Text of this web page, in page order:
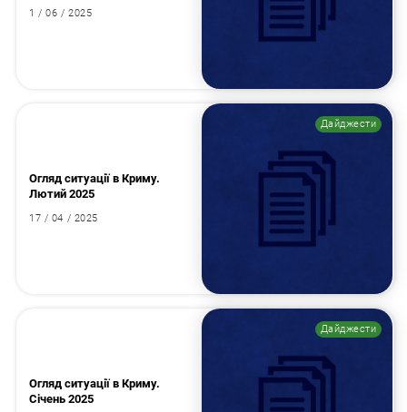
1 / 06 / 2025
Дайджести
Огляд ситуації в Криму.
Лютий 2025
17 / 04 / 2025
Дайджести
Огляд ситуації в Криму.
Січень 2025